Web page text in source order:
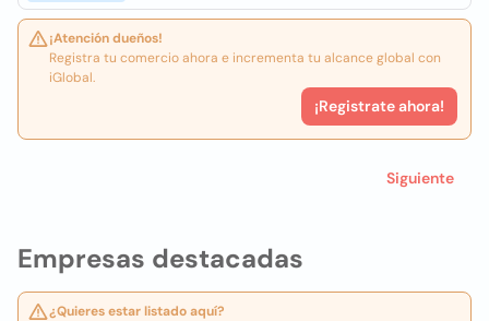
Empresas destacadas
¿Quieres estar listado aquí?
¡Atención dueños!
Registra tu comercio ahora e incrementa tu alcance global con
iGlobal.
¡Registrate ahora!
Siguiente